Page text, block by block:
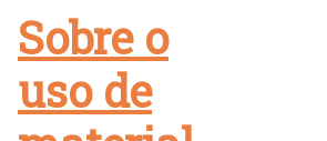
content
Sobre o
uso de